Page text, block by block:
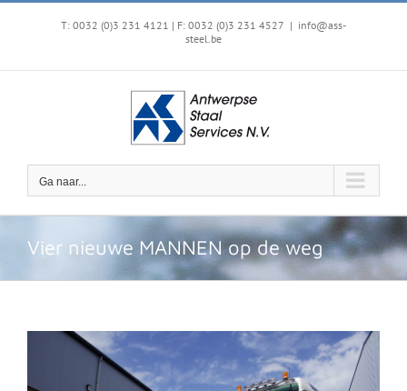
Ga
T: 0032 (0)3 231 4121 | F: 0032 (0)3 231 4527 | info@ass-
steel.be
Ga naar...
Vier nieuwe MANNEN op de weg